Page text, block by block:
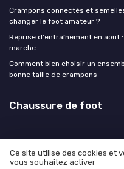
Crampons connectés et
changer le foot amateur ?
Reprise d'entraînement en août
marche
Comment bien choisir un
bonne taille de crampons
Chaussure de foot
Mentions légales
Ce site utilise des cookies et
vous souhaitez activer